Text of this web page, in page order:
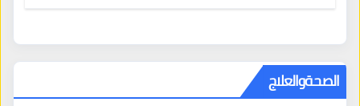
الصحةوالعلاج